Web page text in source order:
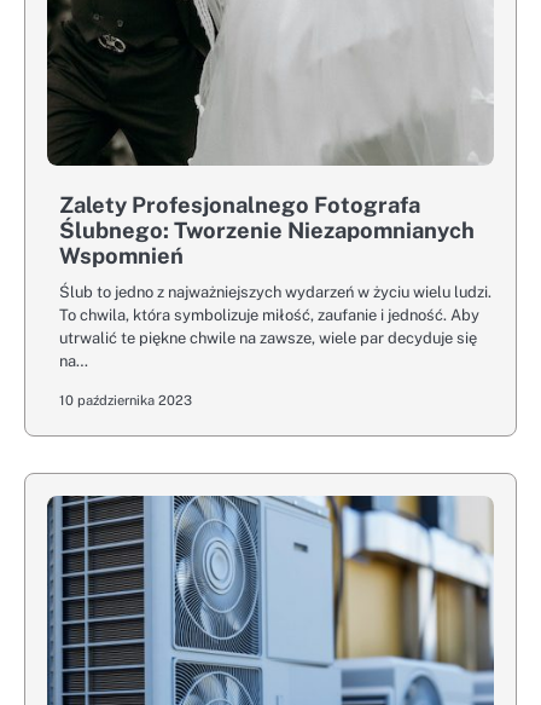
Zalety Profesjonalnego Fotografa
Ślubnego: Tworzenie Niezapomnianych
Wspomnień
Ślub to jedno z najważniejszych wydarzeń w życiu wielu ludzi.
To chwila, która symbolizuje miłość, zaufanie i jedność. Aby
utrwalić te piękne chwile na zawsze, wiele par decyduje się
na…
10 października 2023